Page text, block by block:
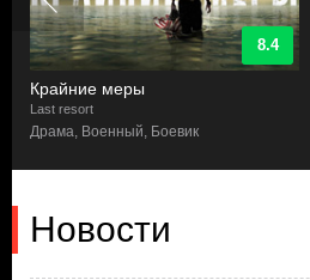
8.4
Крайние меры
Last resort
Драма, Военный, Боевик
Новости